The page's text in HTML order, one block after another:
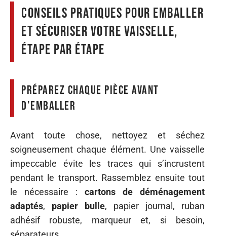
Conseils pratiques pour emballer
et sécuriser votre vaisselle,
étape par étape
Préparez chaque pièce avant
d’emballer
Avant toute chose, nettoyez et séchez
soigneusement chaque élément. Une vaisselle
impeccable évite les traces qui s’incrustent
pendant le transport. Rassemblez ensuite tout
le nécessaire : cartons de déménagement
adaptés, papier bulle, papier journal, ruban
adhésif robuste, marqueur et, si besoin,